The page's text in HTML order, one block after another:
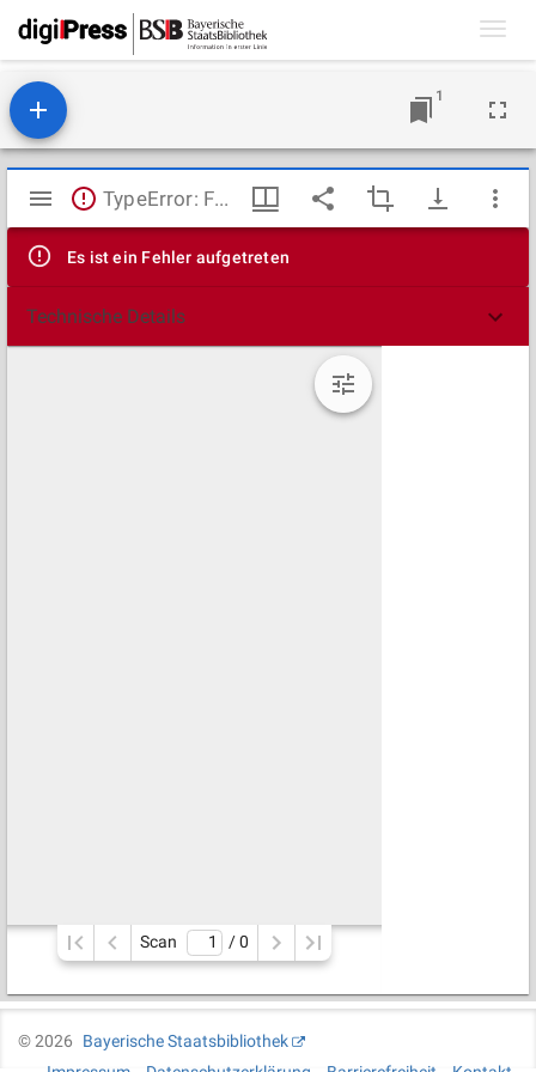
1
Mirador
Viewer
TypeError: Failed to fetch
Es ist ein Fehler aufgetreten
Technische Details
Scan / 0
©2026
Bayerische Staatsbibliothek